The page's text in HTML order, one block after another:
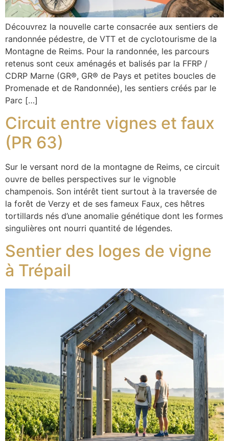
Découvrez la nouvelle carte consacrée aux sentiers de
randonnée pédestre, de VTT et de cyclotourisme de la
Montagne de Reims. Pour la randonnée, les parcours
retenus sont ceux aménagés et balisés par la FFRP /
CDRP Marne (GR®, GR® de Pays et petites boucles de
Promenade et de Randonnée), les sentiers créés par le
Parc […]
Circuit entre vignes et faux
(PR 63)
Sur le versant nord de la montagne de Reims, ce circuit
ouvre de belles perspectives sur le vignoble
champenois. Son intérêt tient surtout à la traversée de
la forêt de Verzy et de ses fameux Faux, ces hêtres
tortillards nés d’une anomalie génétique dont les formes
singulières ont nourri quantité de légendes.
Sentier des loges de vigne
à Trépail